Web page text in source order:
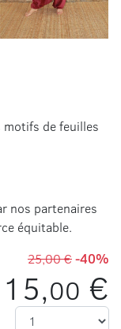
motifs de feuilles
nos partenaires
équitable.
25,00 €-40%
15,00 €